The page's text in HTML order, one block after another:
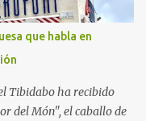
Aquarium, un lugar
con los 8.000
del Mediterráneo
recorrido por el
que habla en
Tibidabo ha recibido
del Món", el caballo de